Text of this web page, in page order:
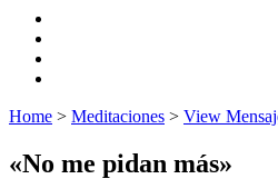
Home > Meditaciones > View
«No me pidan más»